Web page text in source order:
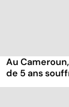
Au
de 5 ans